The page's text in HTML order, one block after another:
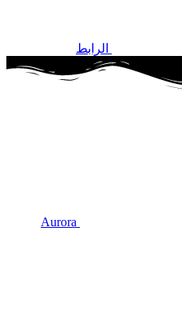
الرابط